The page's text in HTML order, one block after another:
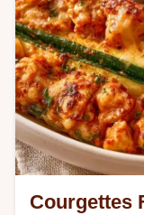
Courgettes